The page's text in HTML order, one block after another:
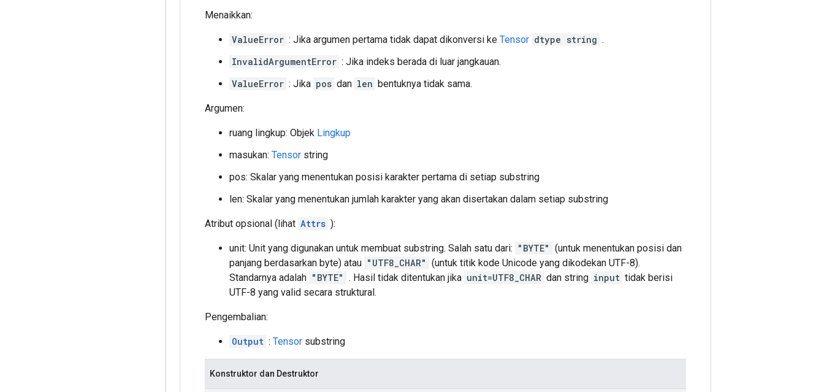
Menaikkan:
ValueError : Jika argumen pertama tidak dapat dikonversi ke Tensor dtype string .
InvalidArgumentError : Jika indeks berada di luar jangkauan.
ValueError : Jika pos dan len bentuknya tidak sama.
Argumen:
ruang lingkup: Objek Lingkup
masukan: Tensor string
pos: Skalar yang menentukan posisi karakter pertama di setiap substring
len: Skalar yang menentukan jumlah karakter yang akan disertakan dalam setiap substring
Atribut opsional (lihat Attrs ):
unit: Unit yang digunakan untuk membuat substring. Salah satu dari: "BYTE" (untuk menentukan posisi dan
panjang berdasarkan byte) atau "UTF8_CHAR" (untuk titik kode Unicode yang dikodekan UTF-8).
Standarnya adalah "BYTE" . Hasil tidak ditentukan jika unit=UTF8_CHAR dan string input tidak berisi
UTF-8 yang valid secara struktural.
Pengembalian:
Output : Tensor substring
Konstruktor dan Destruktor